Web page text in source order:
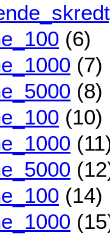
(6)
(7)
(8)
(10)
(14)